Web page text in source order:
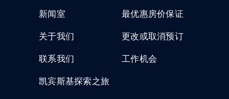
新闻室
关于我们
联系我们
凯宾斯基探索之旅
最优惠房价保证
更改或取消预订
工作机会